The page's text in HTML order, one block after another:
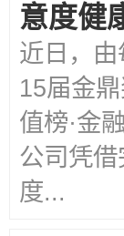
意度健
近日，
15届金
值榜·金
公司凭
度...